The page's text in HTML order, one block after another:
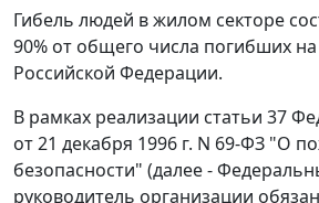
Гибель людей в жилом секторе
90% от общего числа погибших
Российской Федерации.
В рамках реализации статьи 37
от 21 декабря 1996 г. N 69-ФЗ "О
безопасности" (далее -
руководитель организации